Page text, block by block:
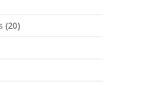
(20)